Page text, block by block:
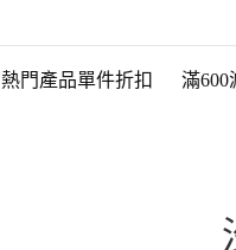
熱門產品單件折扣 滿600